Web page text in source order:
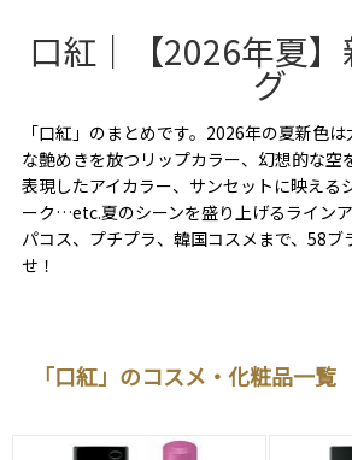
口紅｜【2026年夏
グ
「口紅」のまとめです。2026年の夏新色
な艶めきを放つリップカラー、幻想的な空
表現したアイカラー、サンセットに映える
ーク…etc.夏のシーンを盛り上げるライン
パコス、プチプラ、韓国コスメまで、58
せ！
「口紅」のコスメ・化粧品一覧